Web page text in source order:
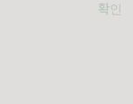
확인